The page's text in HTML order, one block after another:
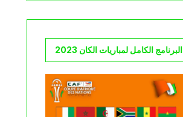
البرنامج الكامل لمباريات الكان 2023